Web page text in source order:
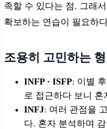
족할 수 있다는 점. 그래
확보하는 연습이 필요하
조용히 고민하는
INFP · ISFP: 이별
로 접근하다 보니 혼
INFJ: 여러 관점을
다. 혼자 분석하며